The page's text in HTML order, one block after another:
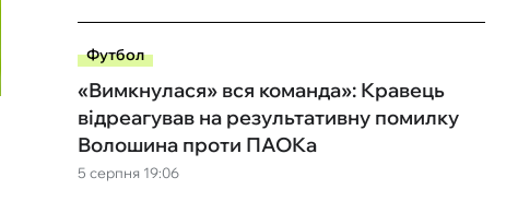
Футбол
5 серпня 19:06
«Вимкнулася» вся команда»: Кравець
відреагував на результативну помилку
Волошина проти ПАОКа